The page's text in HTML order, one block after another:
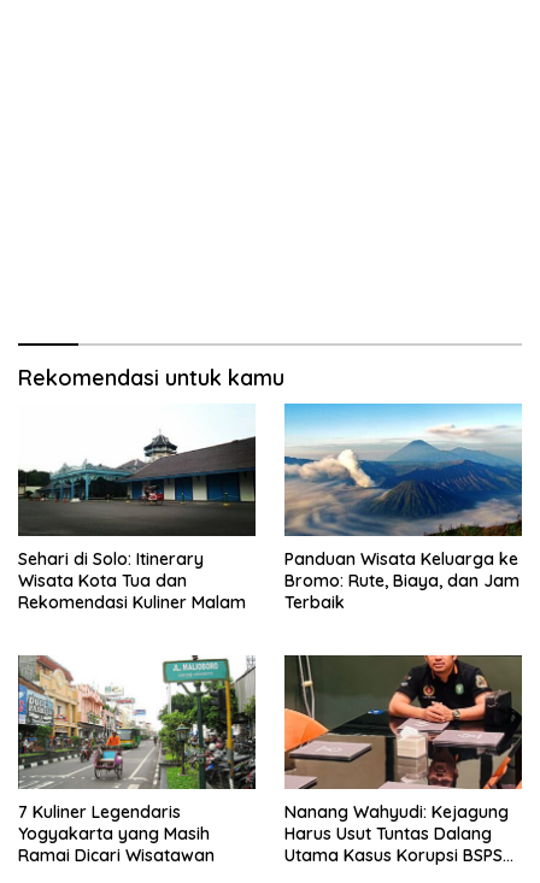
Rekomendasi untuk kamu
Sehari di Solo: Itinerary
Wisata Kota Tua dan
Rekomendasi Kuliner Malam
Panduan Wisata Keluarga ke
Bromo: Rute, Biaya, dan Jam
Terbaik
7 Kuliner Legendaris
Yogyakarta yang Masih
Ramai Dicari Wisatawan
Nanang Wahyudi: Kejagung
Harus Usut Tuntas Dalang
Utama Kasus Korupsi BSPS